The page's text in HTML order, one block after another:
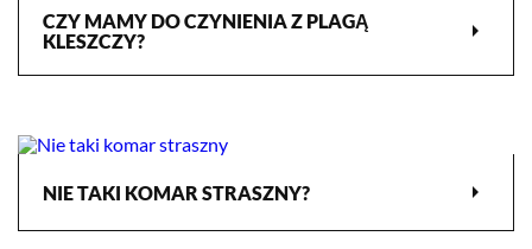
CZY MAMY DO CZYNIENIA Z PLAGĄ
KLESZCZY?
arrow_right
NIE TAKI KOMAR STRASZNY? arrow_right